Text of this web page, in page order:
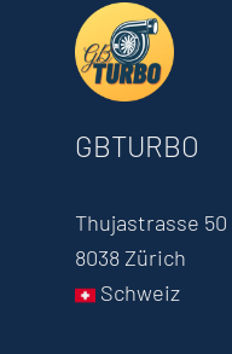
GBTURBO
Thujastrasse 50
8038 Zürich
Schweiz